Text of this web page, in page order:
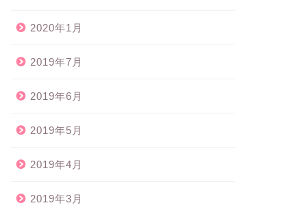
2020年1月
2019年7月
2019年6月
2019年5月
2019年4月
2019年3月